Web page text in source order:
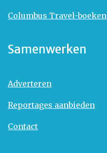
Columbus Travel-boeken
Samenwerken
Adverteren
Reportages aanbieden
Contact